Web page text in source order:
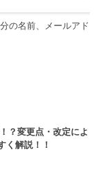
の名前、メールアド
？変更点・改定によ
く解説！！